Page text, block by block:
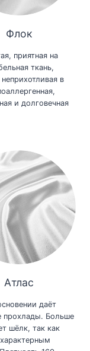
Флок
приятная на
ткань,
в
и долговечная
Атлас
даёт
прохлады. Больше
шёлк, так как